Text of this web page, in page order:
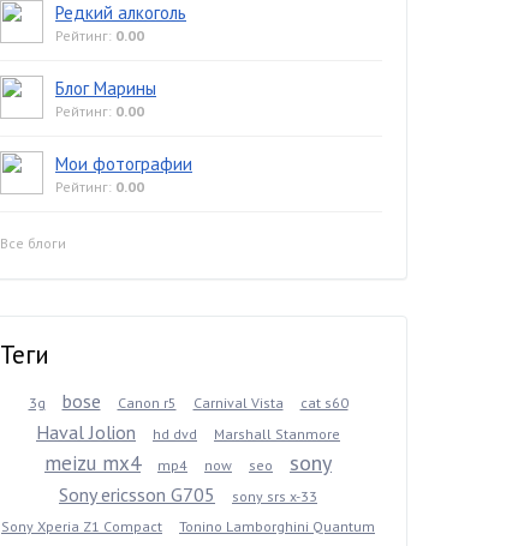
Редкий алкоголь
Рейтинг: 0.00
Блог Марины
Рейтинг: 0.00
Мои фотографии
Рейтинг: 0.00
Все блоги
Теги
3g bose Canon r5 Carnival Vista cat s60
Haval Jolion hd dvd Marshall Stanmore
meizu mx4 mp4 now seo sony
Sony ericsson G705
sony srs x-33
Sony Xperia Z1 Compact
Tonino Lamborghini Quantum